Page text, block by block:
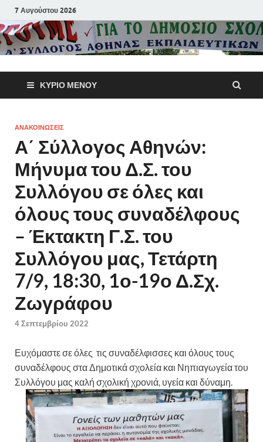
7 Αυγούστου 2026
Α΄
Αθηνών
Π.Ε.
ΚΎΡΙΟ ΜΕΝΟΎ
ΑΝΑΚΟΙΝΩΣΕΙΣ
Α΄ Σύλλογος Αθηνών:
Μήνυμα του Δ.Σ. του
Συλλόγου σε όλες και
όλους τους συναδέλφους
– Έκτακτη Γ.Σ. του
Συλλόγου μας, Τετάρτη
7/9, 18:30, 1ο-19ο Δ.Σχ.
Ζωγράφου
4 Σεπτεμβρίου 2022
Ευχόμαστε σε όλες τις συναδέλφισσες και όλους τους
συναδέλφους στα Δημοτικά σχολεία και Νηπιαγωγεία του
Συλλόγου μας καλή σχολική χρονιά, υγεία και δύναμη.